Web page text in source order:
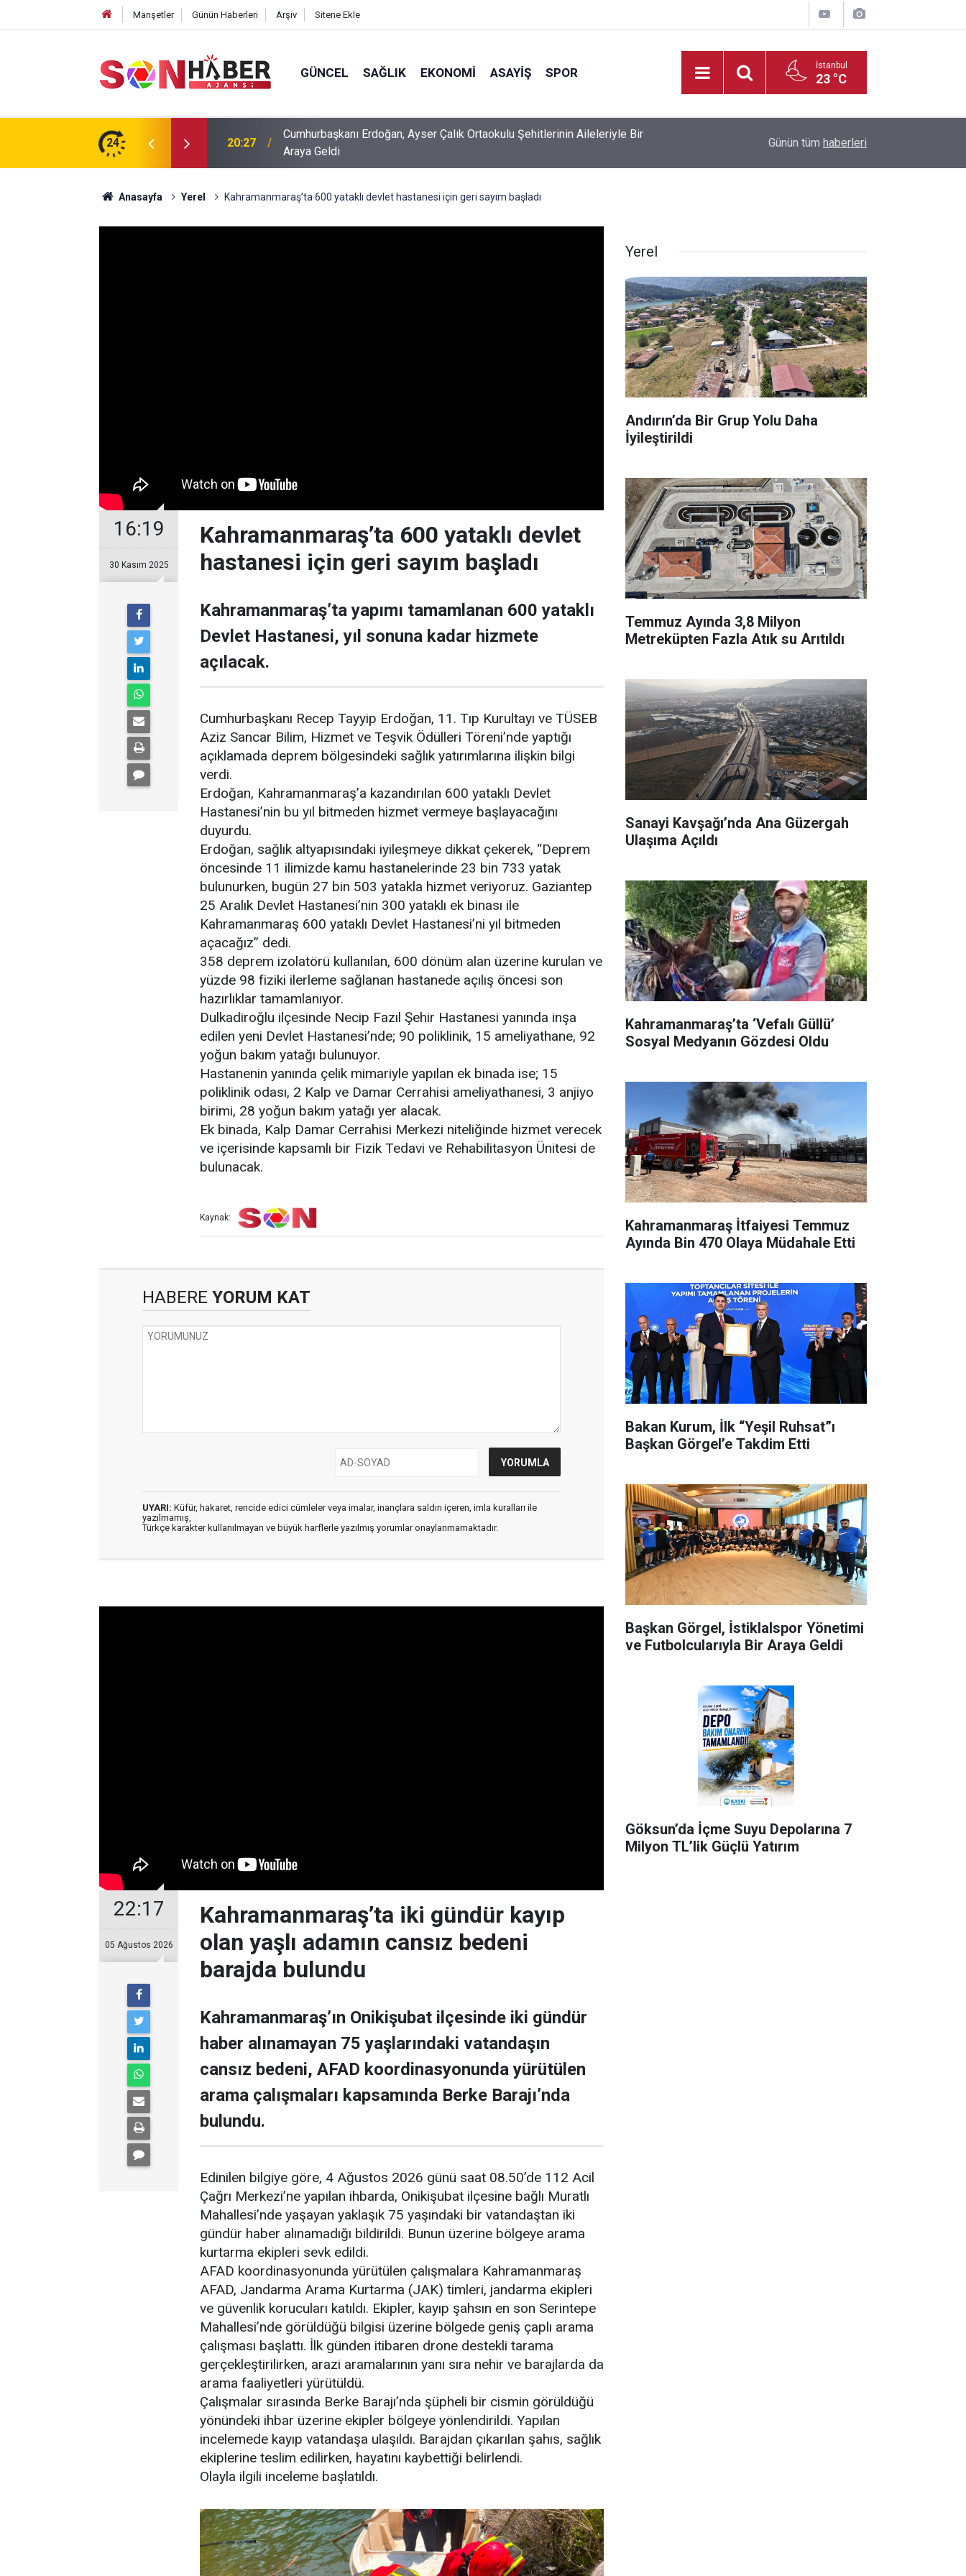
Manşetler Günün Haberleri Arşiv Sitene Ekle
GÜNCEL SAĞLIK EKONOMI ASAYIŞ SPOR İstanbul
23 °C
24
Ortaokulu Şehitlerinin Aileleriyle Bir
20:17 Ağustos Fuarı’nda Unutulmaz Dedublüman Gecesi Günün tüm haberleri
Anasayfa Yerel Kahramanmaraş’ta 600 yataklı devlet hastanesi için geri sayım başladı
16:19
30 Kasım 2025
Kahramanmaraş’ta 600 yataklı devlet
hastanesi için geri sayım başladı
Kahramanmaraş’ta yapımı tamamlanan 600 yataklı
Devlet Hastanesi, yıl sonuna kadar hizmete
açılacak.
Cumhurbaşkanı Recep Tayyip Erdoğan, 11. Tıp Kurultayı ve TÜSEB
Aziz Sancar Bilim, Hizmet ve Teşvik Ödülleri Töreni’nde yaptığı
açıklamada deprem bölgesindeki sağlık yatırımlarına ilişkin bilgi
verdi.
Erdoğan, Kahramanmaraş’a kazandırılan 600 yataklı Devlet
Hastanesi’nin bu yıl bitmeden hizmet vermeye başlayacağını
duyurdu.
Erdoğan, sağlık altyapısındaki iyileşmeye dikkat çekerek, “Deprem
öncesinde 11 ilimizde kamu hastanelerinde 23 bin 733 yatak
bulunurken, bugün 27 bin 503 yatakla hizmet veriyoruz. Gaziantep
25 Aralık Devlet Hastanesi’nin 300 yataklı ek binası ile
Kahramanmaraş 600 yataklı Devlet Hastanesi’ni yıl bitmeden
açacağız” dedi.
358 deprem izolatörü kullanılan, 600 dönüm alan üzerine kurulan ve
yüzde 98 fiziki ilerleme sağlanan hastanede açılış öncesi son
hazırlıklar tamamlanıyor.
Dulkadiroğlu ilçesinde Necip Fazıl Şehir Hastanesi yanında inşa
edilen yeni Devlet Hastanesi’nde; 90 poliklinik, 15 ameliyathane, 92
yoğun bakım yatağı bulunuyor.
Hastanenin yanında çelik mimariyle yapılan ek binada ise; 15
poliklinik odası, 2 Kalp ve Damar Cerrahisi ameliyathanesi, 3 anjiyo
birimi, 28 yoğun bakım yatağı yer alacak.
Ek binada, Kalp Damar Cerrahisi Merkezi niteliğinde hizmet verecek
ve içerisinde kapsamlı bir Fizik Tedavi ve Rehabilitasyon Ünitesi de
bulunacak.
Kaynak:
HABERE YORUM KAT
UYARI: Küfür, hakaret, rencide edici cümleler veya imalar, inançlara saldırı içeren, imla kuralları ile
yazılmamış,
Türkçe karakter kullanılmayan ve büyük harflerle yazılmış yorumlar onaylanmamaktadır.
22:17
05 Ağustos 2026
Kahramanmaraş’ta iki gündür kayıp
olan yaşlı adamın cansız bedeni
barajda bulundu
Kahramanmaraş’ın Onikişubat ilçesinde iki gündür
haber alınamayan 75 yaşlarındaki vatandaşın
cansız bedeni, AFAD koordinasyonunda yürütülen
arama çalışmaları kapsamında Berke Barajı’nda
bulundu.
Edinilen bilgiye göre, 4 Ağustos 2026 günü saat 08.50’de 112 Acil
Çağrı Merkezi’ne yapılan ihbarda, Onikişubat ilçesine bağlı Muratlı
Mahallesi’nde yaşayan yaklaşık 75 yaşındaki bir vatandaştan iki
gündür haber alınamadığı bildirildi. Bunun üzerine bölgeye arama
kurtarma ekipleri sevk edildi.
AFAD koordinasyonunda yürütülen çalışmalara Kahramanmaraş
AFAD, Jandarma Arama Kurtarma (JAK) timleri, jandarma ekipleri
ve güvenlik korucuları katıldı. Ekipler, kayıp şahsın en son Serintepe
Mahallesi’nde görüldüğü bilgisi üzerine bölgede geniş çaplı arama
çalışması başlattı. İlk günden itibaren drone destekli tarama
gerçekleştirilirken, arazi aramalarının yanı sıra nehir ve barajlarda da
arama faaliyetleri yürütüldü.
Çalışmalar sırasında Berke Barajı’nda şüpheli bir cismin görüldüğü
yönündeki ihbar üzerine ekipler bölgeye yönlendirildi. Yapılan
incelemede kayıp vatandaşa ulaşıldı. Barajdan çıkarılan şahıs, sağlık
ekiplerine teslim edilirken, hayatını kaybettiği belirlendi.
Olayla ilgili inceleme başlatıldı.
Yerel
Andırın’da Bir Grup Yolu Daha
İyileştirildi
Temmuz Ayında 3,8 Milyon
Metreküpten Fazla Atık su Arıtıldı
Sanayi Kavşağı’nda Ana Güzergah
Ulaşıma Açıldı
Kahramanmaraş’ta ‘Vefalı Güllü’
Sosyal Medyanın Gözdesi Oldu
Kahramanmaraş İtfaiyesi Temmuz
Ayında Bin 470 Olaya Müdahale Etti
Bakan Kurum, İlk “Yeşil Ruhsat”ı
Başkan Görgel’e Takdim Etti
Başkan Görgel, İstiklalspor Yönetimi
ve Futbolcularıyla Bir Araya Geldi
Göksun’da İçme Suyu Depolarına 7
Milyon TL’lik Güçlü Yatırım